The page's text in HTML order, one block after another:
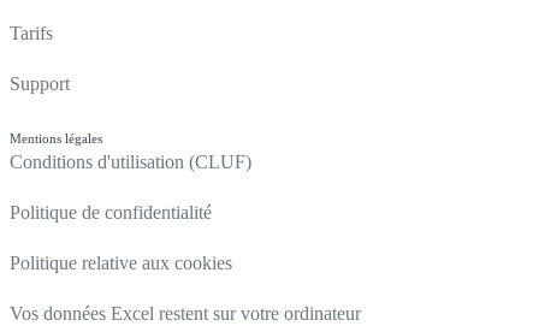
Tarifs
Support
Mentions légales
Conditions d'utilisation (CLUF)
Politique de confidentialité
Politique relative aux cookies
Vos données Excel restent sur votre ordinateur